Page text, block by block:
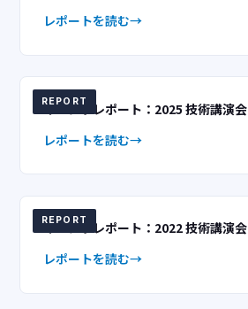
レポートを読む
REPORT
イベントレポート：2025 技術講演会
レポートを読む
REPORT
イベントレポート：2022 技術講演会
レポートを読む